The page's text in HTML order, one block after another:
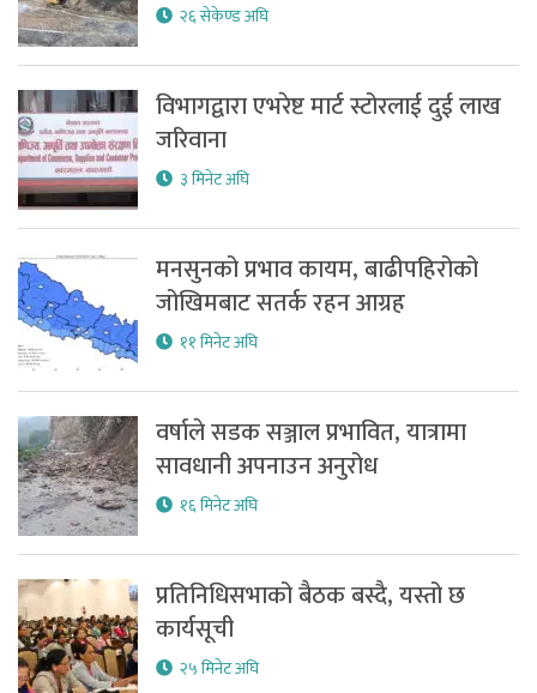
२६ सेकेण्ड अघि
विभागद्वारा एभरेष्ट मार्ट स्टोरलाई दुई लाख
जरिवाना
३ मिनेट अघि
मनसुनको प्रभाव कायम, बाढीपहिरोको
जोखिमबाट सतर्क रहन आग्रह
११ मिनेट अघि
वर्षाले सडक सञ्जाल प्रभावित, यात्रामा
सावधानी अपनाउन अनुरोध
१६ मिनेट अघि
प्रतिनिधिसभाको बैठक बस्दै, यस्तो छ
कार्यसूची
२५ मिनेट अघि